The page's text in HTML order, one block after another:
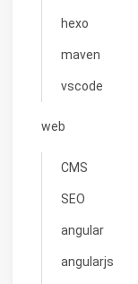
hexo
maven
vscode
web
CMS
SEO
angular
angularjs